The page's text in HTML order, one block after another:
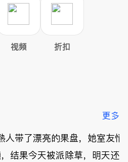
视频 折扣
更多
人带了漂亮的果盘，她室友悄
结果今天被派除草，明天还